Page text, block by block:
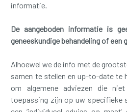
informatie.
De aangeboden informatie is
geneeskundige behandeling of een
Alhoewel we de info met de
samen te stellen en up-to-date te
om algemene adviezen die
toepassing zijn op uw specifieke